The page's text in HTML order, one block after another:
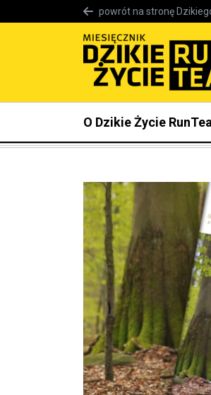
O Dzikie Życie
powrót na stronę